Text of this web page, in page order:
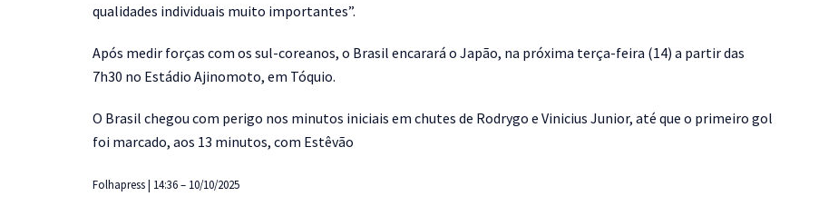
qualidades individuais muito importantes”.
Após medir forças com os sul-coreanos, o Brasil encarará o Japão, na próxima terça-feira (14) a partir das
7h30 no Estádio Ajinomoto, em Tóquio.
O Brasil chegou com perigo nos minutos iniciais em chutes de Rodrygo e Vinicius Junior, até que o primeiro gol
foi marcado, aos 13 minutos, com Estêvão
Folhapress | 14:36 – 10/10/2025